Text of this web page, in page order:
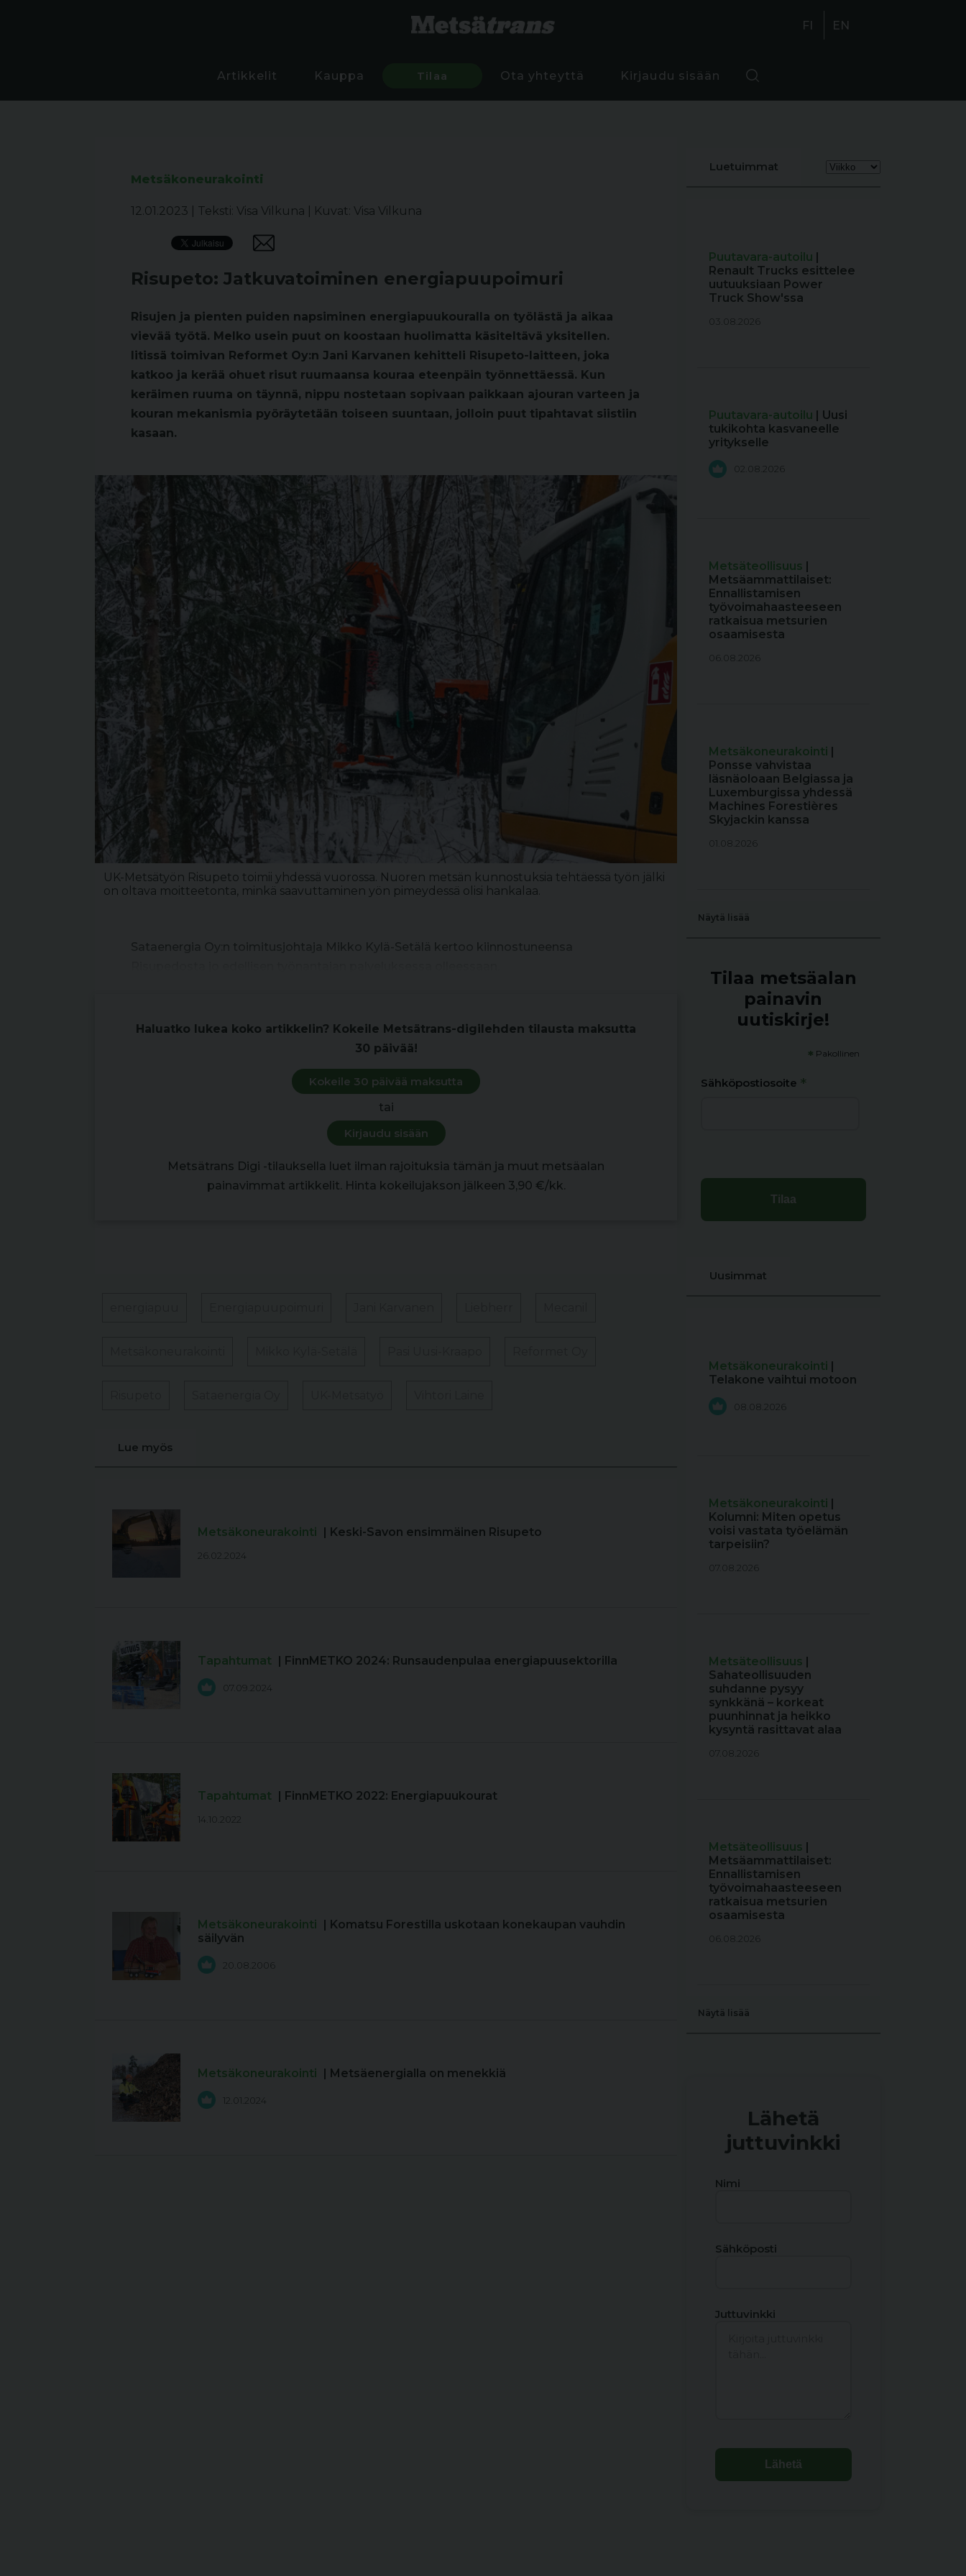
FI EN
Artikkelit Kauppa Tilaa Ota yhteyttä Kirjaudu sisään
Metsäkoneurakointi
12.01.2023 Teksti: Visa Vilkuna Kuvat: Visa Vilkuna
Risupeto: Jatkuvatoiminen energiapuupoimuri
Risujen ja pienten puiden napsiminen energiapuukouralla on työlästä ja aikaa
vievää työtä. Melko usein puut on koostaan huolimatta käsiteltävä yksitellen.
Iitissä toimivan Reformet Oy:n Jani Karvanen kehitteli Risupeto-laitteen, joka
katkoo ja kerää ohuet risut ruumaansa kouraa eteenpäin työnnettäessä. Kun
keräimen ruuma on täynnä, nippu nostetaan sopivaan paikkaan ajouran varteen ja
kouran mekanismia pyöräytetään toiseen suuntaan, jolloin puut tipahtavat siistiin
kasaan.
UK-Metsätyön Risupeto toimii yhdessä vuorossa. Nuoren metsän kunnostuksia tehtäessä työn jälki
on oltava moitteetonta, minkä saavuttaminen yön pimeydessä olisi hankalaa.
Sataenergia Oy:n toimitusjohtaja Mikko Kylä-Setälä kertoo kiinnostuneensa
Haluatko lukea koko artikkelin? Kokeile Metsätrans-digilehden tilausta maksutta
30 päivää!
Kokeile 30 päivää maksutta
tai
Kirjaudu sisään
Metsätrans Digi -tilauksella luet ilman rajoituksia tämän ja muut metsäalan
painavimmat artikkelit. Hinta kokeilujakson jälkeen 3,90 €/kk.
Lue myös
Metsäkoneurakointi | Keski-Savon ensimmäinen Risupeto
26.02.2024
Tapahtumat | FinnMETKO 2024: Runsaudenpulaa energiapuusektorilla
07.09.2024
Tapahtumat | FinnMETKO 2022: Energiapuukourat
14.10.2022
Metsäkoneurakointi
| Komatsu Forestilla uskotaan konekaupan vauhdin
säilyvän
20.08.2006
Metsäkoneurakointi | Metsäenergialla on menekkiä
12.01.2024
Luetuimmat
Puutavara-autoilu |
Renault Trucks esittelee
uutuuksiaan Power
Truck Show'ssa
03.08.2026
Puutavara-autoilu | Uusi
tukikohta kasvaneelle
yritykselle
02.08.2026
Metsäteollisuus |
Metsäammattilaiset:
Ennallistamisen
työvoimahaasteeseen
ratkaisua metsurien
osaamisesta
06.08.2026
Metsäkoneurakointi |
Ponsse vahvistaa
läsnäoloaan Belgiassa ja
Luxemburgissa yhdessä
Machines Forestières
Skyjackin kanssa
01.08.2026
Näytä lisää
Tilaa metsäalan
painavin
uutiskirje!
* Pakollinen
Sähköpostiosoite *
Uusimmat
Metsäkoneurakointi |
Telakone vaihtui motoon
08.08.2026
Metsäkoneurakointi |
Kolumni: Miten opetus
voisi vastata työelämän
tarpeisiin?
07.08.2026
Metsäteollisuus |
Sahateollisuuden
suhdanne pysyy
synkkänä – korkeat
puunhinnat ja heikko
kysyntä rasittavat alaa
07.08.2026
Metsäteollisuus |
Metsäammattilaiset:
Ennallistamisen
työvoimahaasteeseen
ratkaisua metsurien
osaamisesta
06.08.2026
Näytä lisää
Lähetä
juttuvinkki
Nimi
Sähköposti
Juttuvinkki
Lähetä